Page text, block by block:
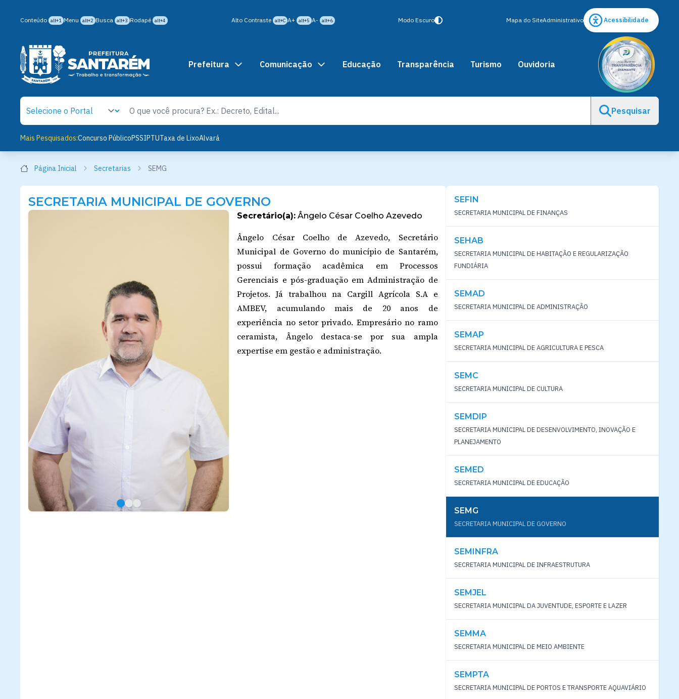
Conteúdo alt+1 Menu alt+2 Busca alt+3 Rodapé alt+4 Alto Contraste alt+C A+ alt+5 A- alt+6 Modo Escuro Mapa do SiteAdministrativo Acessibilidade
Prefeitura Comunicação Educação Transparência Turismo Ouvidoria
Pesquisar
Mais Pesquisados:Concurso PúblicoPSSIPTUTaxa de LixoAlvará
Página Inicial Secretarias SEMG
SECRETARIA MUNICIPAL DE GOVERNO
Secretário(a): Ângelo César Coelho Azevedo
Ângelo César Coelho de Azevedo, Secretário
Municipal de Governo do município de Santarém,
possui formação acadêmica em Processos
Gerenciais e pós-graduação em Administração de
Projetos. Já trabalhou na Cargill Agrícola S.A e
AMBEV, acumulando mais de 20 anos de
experiência no setor privado. Empresário no ramo
ceramista, Ângelo destaca-se por sua ampla
expertise em gestão e administração.
SEFIN
SECRETARIA MUNICIPAL DE FINANÇAS
SEHAB
SECRETARIA MUNICIPAL DE HABITAÇÃO E REGULARIZAÇÃO
FUNDIÁRIA
SEMAD
SECRETARIA MUNICIPAL DE ADMINISTRAÇÃO
SEMAP
SECRETARIA MUNICIPAL DE AGRICULTURA E PESCA
SEMC
SECRETARIA MUNICIPAL DE CULTURA
SEMDIP
SECRETARIA MUNICIPAL DE DESENVOLVIMENTO, INOVAÇÃO E
PLANEJAMENTO
SEMED
SECRETARIA MUNICIPAL DE EDUCAÇÃO
SEMG
SECRETARIA MUNICIPAL DE GOVERNO
SEMINFRA
SECRETARIA MUNICIPAL DE INFRAESTRUTURA
SEMJEL
SECRETARIA MUNICIPAL DA JUVENTUDE, ESPORTE E LAZER
SEMMA
SECRETARIA MUNICIPAL DE MEIO AMBIENTE
SEMPTA
SECRETARIA MUNICIPAL DE PORTOS E TRANSPORTE AQUAVIÁRIO